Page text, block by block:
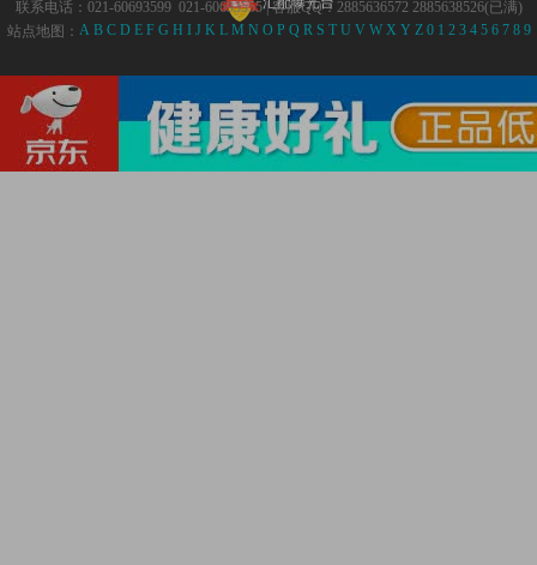
联系电话：021-60693599 021-60693555 | 客服QQ：2885636572 2885638526(已满)
站点地图： A B C D E F G H I J K L M N O P Q R S T U V W X Y Z 0 1 2 3 4 5 6 7 8 9